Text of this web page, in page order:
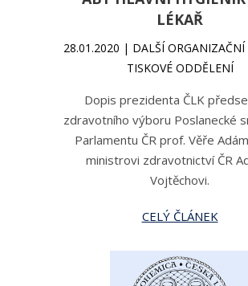
LÉKAŘ
28.01.2020 | DALŠÍ ORGANIZAČNÍ
TISKOVÉ ODDĚLENÍ
Dopis prezidenta ČLK
zdravotního výboru Poslanecké
Parlamentu ČR prof. Věře
ministrovi zdravotnictví ČR
Vojtěchovi.
CELÝ ČLÁNEK